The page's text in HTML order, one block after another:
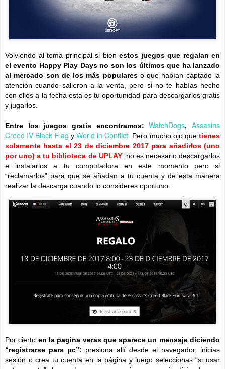
Volviendo al tema principal si bien estos juegos que regalan en
el evento Happy Play Days no son los últimos que ha lanzado
al mercado son de los más populareso que habían captado la
atención cuando salieron a la venta, pero si no te habías hecho
con ellos a la fecha esta es tu oportunidad para descargarlos gratis
y jugarlos.
Entre los juegos gratis encontramos: WatchDogs,Assasins
Creed IV Black Flag y World in Conflict . Pero mucho ojo quetienes
solamente hasta el 23 de diciembre 2017 para añadirlos (uno
por uno) a tu biblioteca de UPLAY: no es necesario descargarlos
e instalarlos a tu computadora en este momento pero si
“reclamarlos” para que se añadan a tu cuenta y de esta manera
realizar la descarga cuando lo consideres oportuno.
Por cierto en la pagina veras que aparece un mensaje diciendo
“registrarse para pc”: presiona allí desde el navegador, inicias
sesión o crea tu cuenta en la página y luego seleccionas “si usar